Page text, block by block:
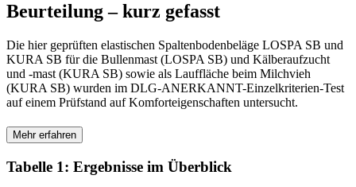
Beurteilung – kurz gefasst
Die hier geprüften elastischen Spaltenbodenbeläge LOSPA SB und
KURA SB für die Bullenmast (LOSPA SB) und Kälberaufzucht
und -mast (KURA SB) sowie als Lauffläche beim Milchvieh
(KURA SB) wurden im DLG-ANERKANNT-Einzelkriterien-Test
auf einem Prüfstand auf Komforteigenschaften untersucht.
Mehr erfahren
Tabelle 1: Ergebnisse im Überblick